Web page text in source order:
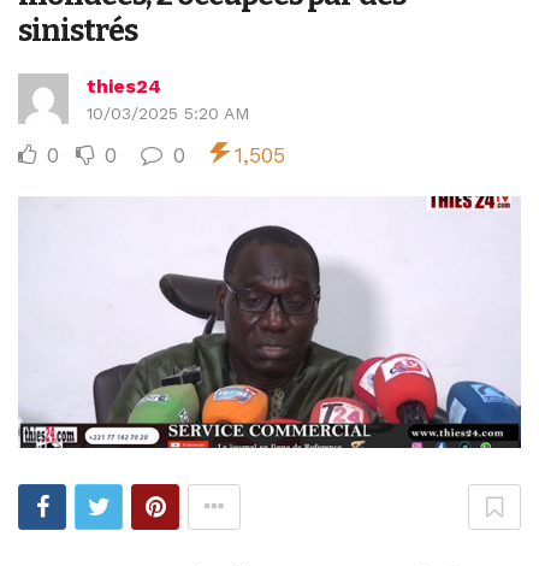
sinistrés
thies24
10/03/2025 5:20 AM
0 0 0 1,505